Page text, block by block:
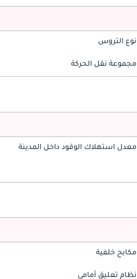
نوع التروس
مجموعة نقل الحركة
معدل استهلاك الوقود داخل المدينة
مكابح خلفية
نظام تعليق أمامي